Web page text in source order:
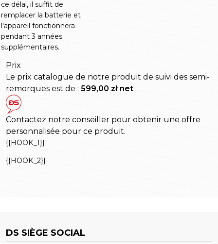
ce délai, il suffit de
remplacer la batterie et
l'appareil fonctionnera
pendant 3 années
supplémentaires.
Prix
Le prix catalogue de notre produit de suivi des semi-
remorques est de : 599,00 zł net
Contactez notre conseiller pour obtenir une offre
personnalisée pour ce produit.
{{HOOK_1}}
{{HOOK_2}}
DS SIÈGE SOCIAL